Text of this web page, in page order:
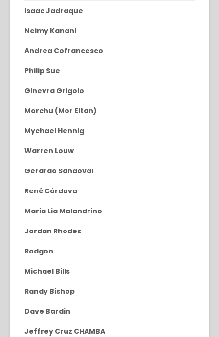
Isaac Jadraque
Neimy Kanani
Andrea Cofrancesco
Philip Sue
Ginevra Grigolo
Morchu (Mor Eitan)
Mychael Hennig
Warren Louw
Gerardo Sandoval
René Córdova
Maria Lia Malandrino
Jordan Rhodes
Rodgon
Michael Bills
Randy Bishop
Dave Bardin
Jeffrey Cruz CHAMBA